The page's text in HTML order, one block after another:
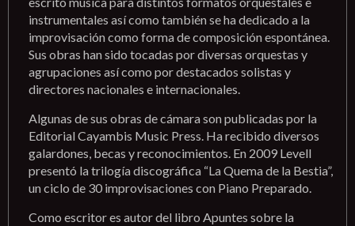
instrumentales así como también se ha dedicado a la
improvisación como forma de composición espontánea.
Sus obras han sido tocadas por diversas orquestas y
agrupaciones así como por destacados solistas y
directores nacionales e internacionales.
Algunas de sus obras de cámara son publicadas por la
Editorial Cayambis Music Press. Ha recibido diversos
galardones, becas y reconocimientos. En 2009 Levell
presentó la trilogía discográfica “La Quema de la Bestia”,
un ciclo de 30 improvisaciones con Piano Preparado.
Como escritor es autor del libro Apuntes sobre la